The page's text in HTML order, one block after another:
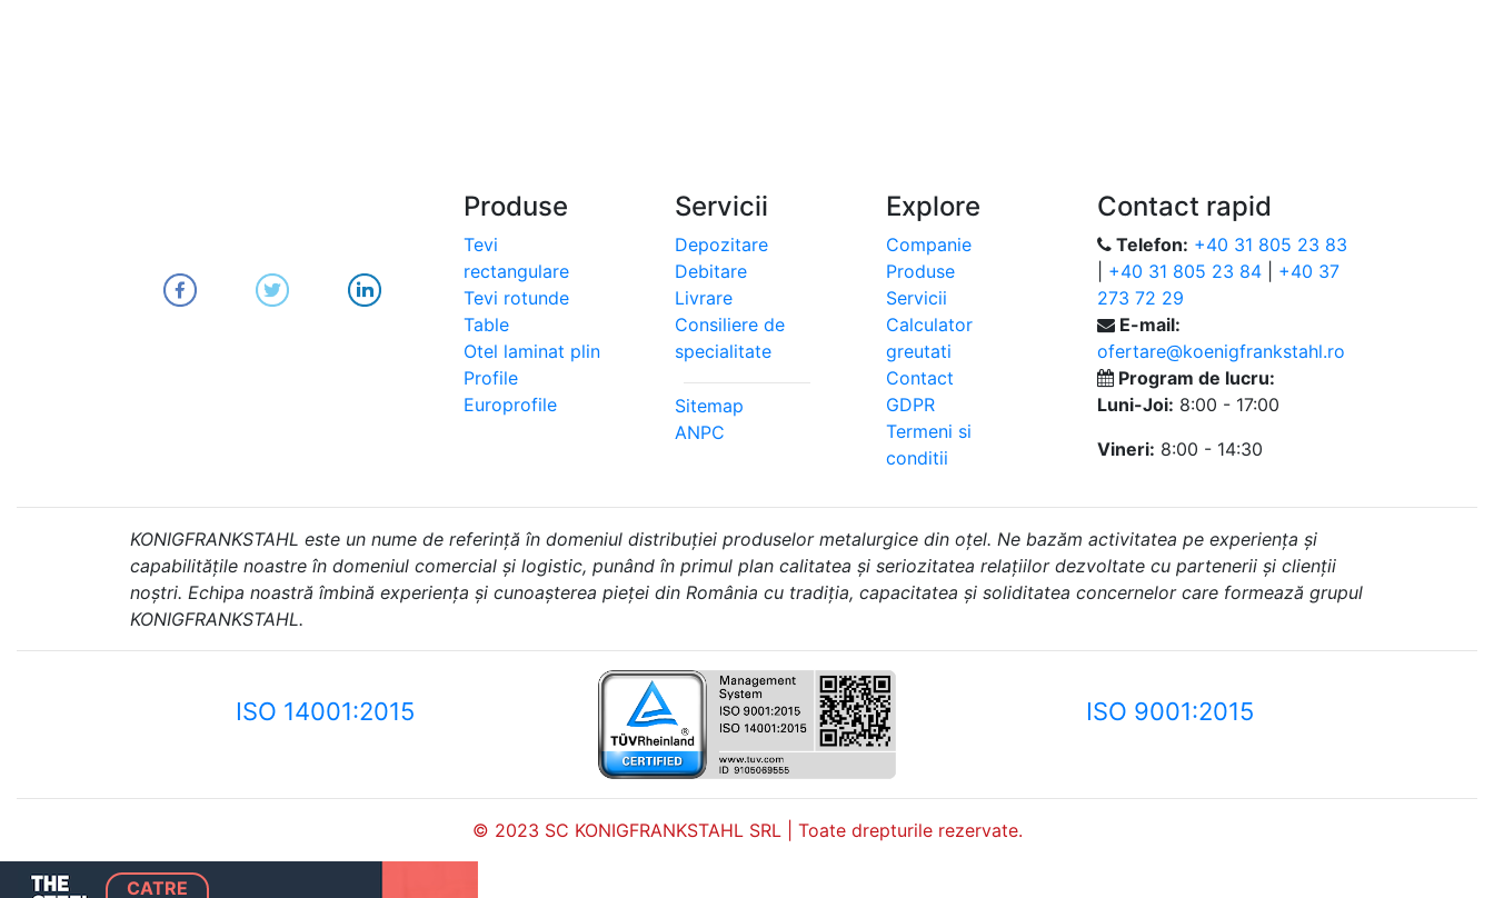
Produse
Tevi
rectangulare
Tevi rotunde
Table
Otel laminat plin
Profile
Europrofile
Servicii
Depozitare
Debitare
Livrare
Consiliere de
specialitate
Sitemap
ANPC
Explore
Companie
Produse
Servicii
Calculator
greutati
Contact
GDPR
Termeni si
conditii
Contact rapid
Telefon: +40 31 805 23 83
+40 31 805 23 84
+40 37
273 72 29
E-mail:
ofertare@koenigfrankstahl.ro
Program de lucru:
Luni-Joi: 8:00 - 17:00
Vineri: 8:00 - 14:30
KONIGFRANKSTAHL este un nume de referință în domeniul distribuției produselor metalurgice din oțel. Ne bazăm activitatea pe experiența și
capabilitățile noastre în domeniul comercial și logistic, punând în primul plan calitatea și seriozitatea relațiilor dezvoltate cu partenerii și clienții
noștri. Echipa noastră îmbină experiența și cunoașterea pieței din România cu tradiția, capacitatea și soliditatea concernelor care formează grupul
KONIGFRANKSTAHL.
ISO 14001:2015 ISO 9001:2015
© 2023 SC KONIGFRANKSTAHL SRL | Toate drepturile rezervate.
CATRE